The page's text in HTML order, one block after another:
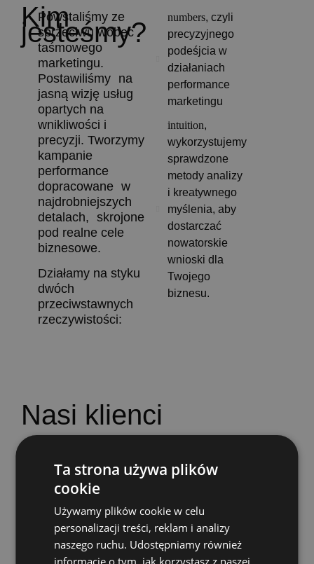
Kim
jesteśmy?
Powstaliśmy ze
sprzeciwu wobec
taśmowego
marketingu.
Postawiliśmy na
jasną wizję usług
opartych na
wnikliwości i
precyzji. Tworzymy
kampanie
performance
dopracowane w
najdrobniejszych
detalach, skrojone
pod realne cele
biznesowe.
Działamy na styku
dwóch
przeciwstawnych
rzeczywistości:
numbers, czyli
precyzyjnego
podeśjcia w
działaniach
performance
marketingu
intuition,
wykorzystujemy
sprawdzone
metody analizy
i kreatywnego
myślenia, aby
dostarczać
nowatorskie
wnioski dla
Twojego
biznesu.
Nasi klienci
Dlaczego warto z nami
współpracować?
Ta strona używa plików
cookie
Używamy plików cookie w celu
personalizacji treści, reklam i analizy
naszego ruchu. Udostępniamy również
informacje o tym, jak korzystasz z naszej